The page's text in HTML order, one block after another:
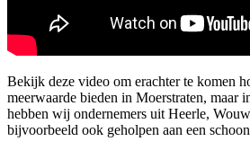
Bekijk deze video om erachter te komen
meerwaarde bieden in Moerstraten, maar
hebben wij ondernemers uit Heerle,
bijvoorbeeld ook geholpen aan een